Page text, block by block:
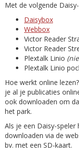
Met de volgende
Daisybox
Webbox
Victor Reader
Victor Reader
Plextalk Linio
Plextalk Linio
Hoe werkt online
je al je publicaties
ook downloaden om
het park.
Als je een Daisy-
downloaden via de
bv. met een SD-kaart.